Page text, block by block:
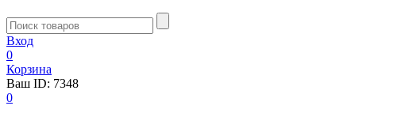
Вход
0
Корзина
Ваш ID: 7348
0